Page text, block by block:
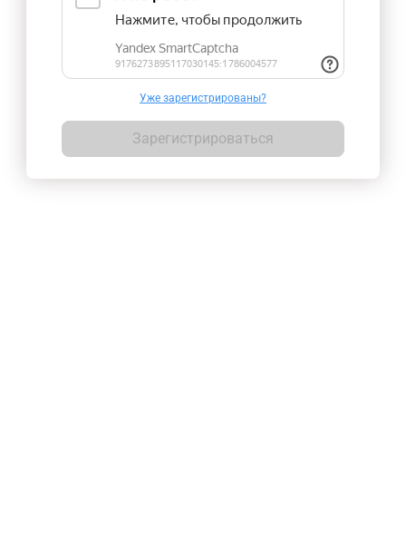
Уже зарегистрированы?
Зарегистрироваться